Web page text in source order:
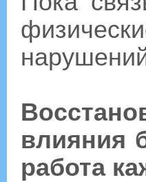
влияния
работа